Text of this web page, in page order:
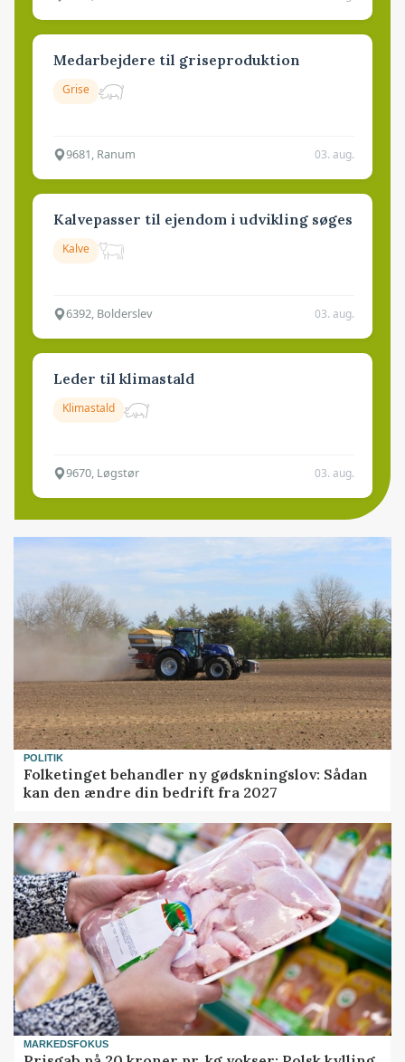
Medarbejdere til griseproduktion
Grise
9681, Ranum 03. aug.
Kalvepasser til ejendom i udvikling søges
Kalve
6392, Bolderslev 03. aug.
Leder til klimastald
Klimastald
9670, Løgstør 03. aug.
POLITIK
Folketinget behandler ny gødskningslov: Sådan
kan den ændre din bedrift fra 2027
MARKEDSFOKUS